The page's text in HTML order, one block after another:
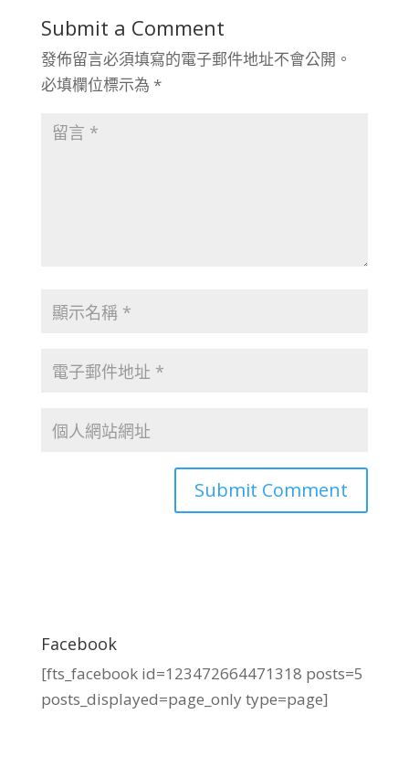
Submit a Comment
發佈留言必須填寫的電子郵件地址不會公開。
必填欄位標示為 *
Facebook
[fts_facebook id=123472664471318 posts=5
posts_displayed=page_only type=page]